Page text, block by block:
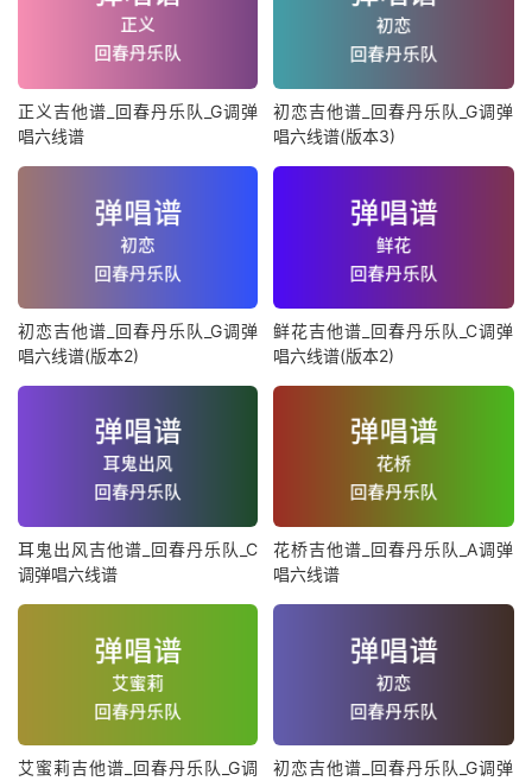
正义吉他谱_回春丹乐队_G调弹
唱六线谱
初恋吉他谱_回春丹乐队_G调弹
唱六线谱(版本3)
初恋吉他谱_回春丹乐队_G调弹
唱六线谱(版本2)
鲜花吉他谱_回春丹乐队_C调弹
唱六线谱(版本2)
耳鬼出风吉他谱_回春丹乐队_C
调弹唱六线谱
花桥吉他谱_回春丹乐队_A调弹
唱六线谱
艾蜜莉吉他谱_回春丹乐队_G调
初恋吉他谱_回春丹乐队_G调弹